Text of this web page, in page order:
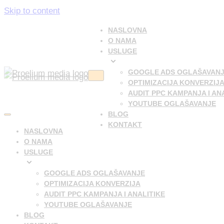
Skip to content
NASLOVNA
O NAMA
USLUGE
GOOGLE ADS
OPTIMIZACIJA KONVERZIJA
AUDIT PPC KAMPANJA I
YOUTUBE OGLAŠAVANJE
BLOG
KONTAKT
Navigation
MenuNASLOVNA
O NAMA
USLUGE
GOOGLE ADS OGLAŠAVANJE
OPTIMIZACIJA KONVERZIJA
AUDIT PPC KAMPANJA I ANALITIKE
YOUTUBE OGLAŠAVANJE
BLOG